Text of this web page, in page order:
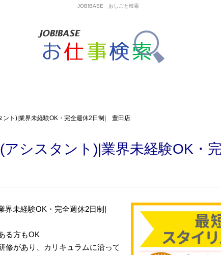
JOB!BASE おしごと検索
ント)|業界未経験OK・完全週休2日制| 豊田店
シスタント)|業界未経験OK・
界未経験OK・完全週休2日制|
る方もOK
修があり、カリキュラムに沿って